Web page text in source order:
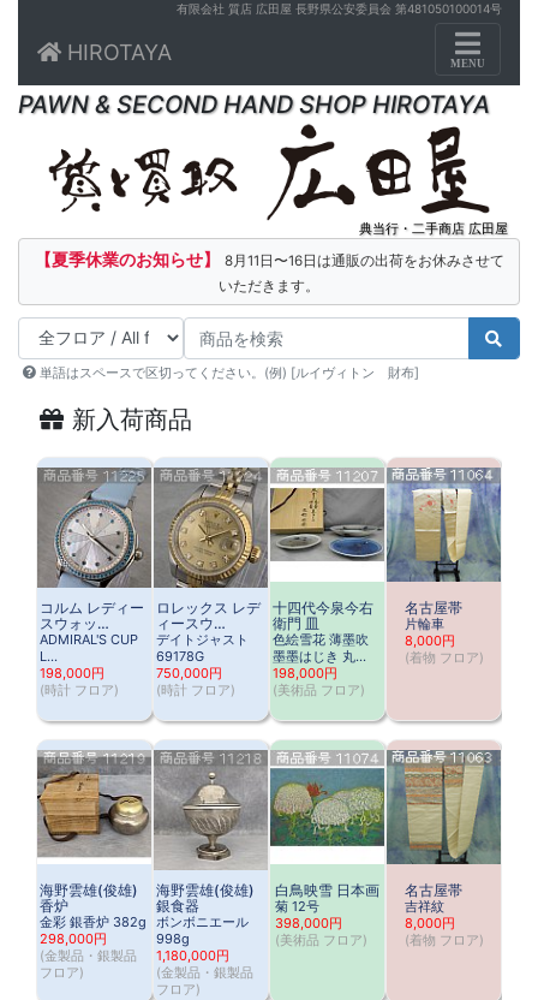
有限会社 質店 広田屋 長野県公安委員会 第481050100014号
HIROTAYA
Toggle
MENU
PAWN & SECOND HAND SHOP HIROTAYA
典当行・二手商店 広田屋
【夏季休業のお知らせ】
8月11日〜16日は通販の出荷をお休みさせて
いただきます。
単語はスペースで区切ってください。(例) [ルイヴィトン 財布]
新入荷商品
コルム レディー
スウォッ…
ADMIRAL'S CUP
L…
198,000円
(時計 フロア)
ロレックス レデ
ィースウ…
デイトジャスト
69178G
750,000円
(時計 フロア)
海野雲雄(俊雄)
香炉
金彩 銀香炉 382g
298,000円
(金製品・銀製品
フロア)
海野雲雄(俊雄)
銀食器
ボンボニエール
998g
1,180,000円
(金製品・銀製品
フロア)
十四代今泉今右
衛門 皿
色絵雪花 薄墨吹
墨墨はじき 丸…
198,000円
(美術品 フロア)
白鳥映雪 日本画
菊 12号
398,000円
(美術品 フロア)
名古屋帯
片輪車
8,000円
(着物 フロア)
名古屋帯
吉祥紋
8,000円
(着物 フロア)